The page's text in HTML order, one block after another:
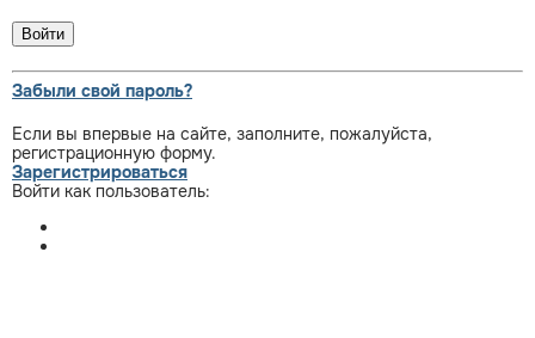
Забыли свой пароль?
Если вы впервые на сайте, заполните, пожалуйста,
регистрационную форму.
Зарегистрироваться
Войти как пользователь: